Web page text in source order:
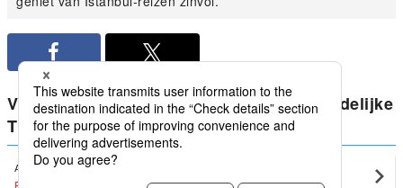
Vergelijk de laagste prijzen voor huishoudelijke
Turkije vanaf Istanbul
Antalya Istanbul(IST)